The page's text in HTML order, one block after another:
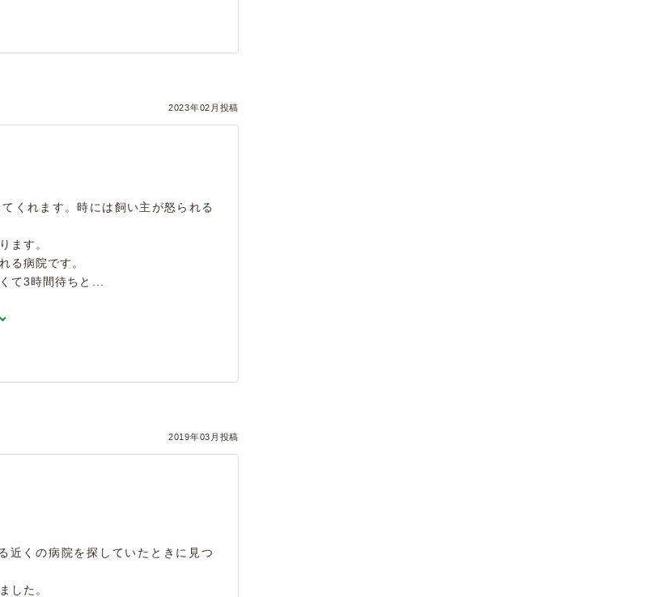
2023年02月投稿
くれます。時には飼い主が怒られる
ます。
る病院です。
て3時間待ちと...
2019年03月投稿
近くの病院を探していたときに見つ
した。